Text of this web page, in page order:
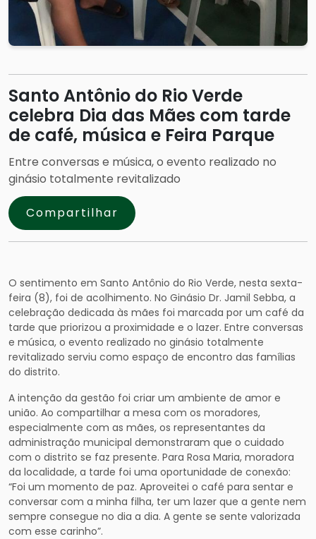
Santo Antônio do Rio Verde
celebra Dia das Mães com tarde
de café, música e Feira Parque
Entre conversas e música, o evento realizado no
ginásio totalmente revitalizado
Compartilhar
O sentimento em Santo Antônio do Rio Verde, nesta sexta-
feira (8), foi de acolhimento. No Ginásio Dr. Jamil Sebba, a
celebração dedicada às mães foi marcada por um café da
tarde que priorizou a proximidade e o lazer. Entre conversas
e música, o evento realizado no ginásio totalmente
revitalizado serviu como espaço de encontro das famílias
do distrito.
A intenção da gestão foi criar um ambiente de amor e
união. Ao compartilhar a mesa com os moradores,
especialmente com as mães, os representantes da
administração municipal demonstraram que o cuidado
com o distrito se faz presente. Para Rosa Maria, moradora
da localidade, a tarde foi uma oportunidade de conexão:
“Foi um momento de paz. Aproveitei o café para sentar e
conversar com a minha filha, ter um lazer que a gente nem
sempre consegue no dia a dia. A gente se sente valorizada
com esse carinho”.